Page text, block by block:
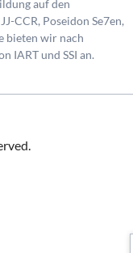
auf den
CCR, Poseidon Se7en,
bieten wir nach
IART und SSI an.